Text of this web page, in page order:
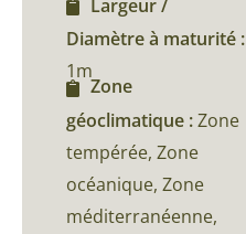
Largeur /
Diamètre à maturité :
1m
Zone
géoclimatique :Zone
tempérée, Zone
océanique, Zone
méditerranéenne,